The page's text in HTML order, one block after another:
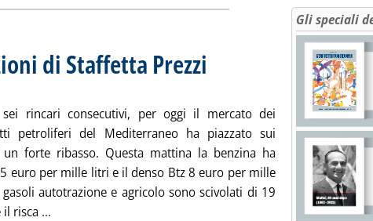
di Staffetta Prezzi . Sottotitolo: Rilevazione n. 81 del 30
. Pubblicata giovedì 30 ottobre 2025 alle
rincari consecutivi, per oggi il mercato dei
petroliferi del Mediterraneo ha piazzato sui
un forte ribasso. Questa mattina la benzina ha
euro per mille litri e il denso Btz 8 euro per mille
autotrazione e agricolo sono scivolati di 19
risca ... Leggi tutta la notizia: 'Extra-rete: le rilevazioni di
Gli speciali